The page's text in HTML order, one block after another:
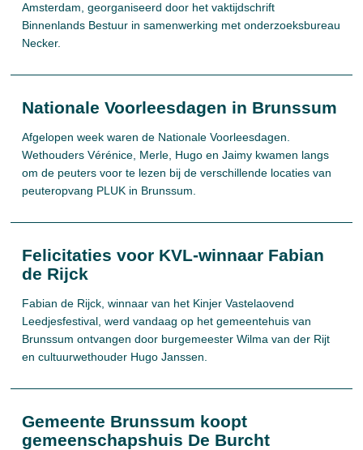
Amsterdam, georganiseerd door het vaktijdschrift
Binnenlands Bestuur in samenwerking met onderzoeksbureau
Necker.
Nationale Voorleesdagen in Brunssum
Afgelopen week waren de Nationale Voorleesdagen.
Wethouders Vérénice, Merle, Hugo en Jaimy kwamen langs
om de peuters voor te lezen bij de verschillende locaties van
peuteropvang PLUK in Brunssum.
Felicitaties voor KVL-winnaar Fabian
de Rijck
Fabian de Rijck, winnaar van het Kinjer Vastelaovend
Leedjesfestival, werd vandaag op het gemeentehuis van
Brunssum ontvangen door burgemeester Wilma van der Rijt
en cultuurwethouder Hugo Janssen.
Gemeente Brunssum koopt
gemeenschapshuis De Burcht